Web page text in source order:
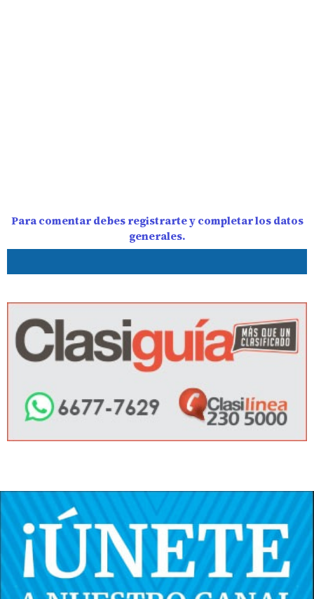
Para comentar debes registrarte y completar los datos
generales.